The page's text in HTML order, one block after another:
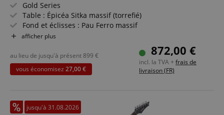
Gold Series
Table : Épicéa Sitka massif (torrefié)
Fond et éclisses : Pau Ferro massif
Manche et touche : Ébène / Acajou
Électronique : Micro Fishman Sonicore / Système
Fishman Flex Blend
Couleur & finition : Light Burst | Dos et éclisses naturels
afficher plus
872,00 €
incl. la TVA + frais de
livraison (FR)
au lieu de jusqu'à présent899 €
vous économisez 27,00 €
jusqu'à 31.08.2026